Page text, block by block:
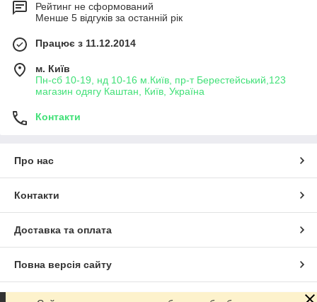
Рейтинг не сформований
Менше 5 відгуків за останній рік
Працює з 11.12.2014
м. Київ
Пн-сб 10-19, нд 10-16 м.Київ, пр-т Берестейський,123
магазин одягу Каштан, Київ, Україна
Контакти
Про нас
Контакти
Доставка та оплата
Повна версія сайту
Сайт створено на маркетплейсі Prom.ua